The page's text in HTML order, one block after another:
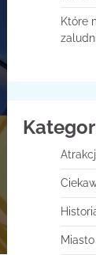
Które
Miasto